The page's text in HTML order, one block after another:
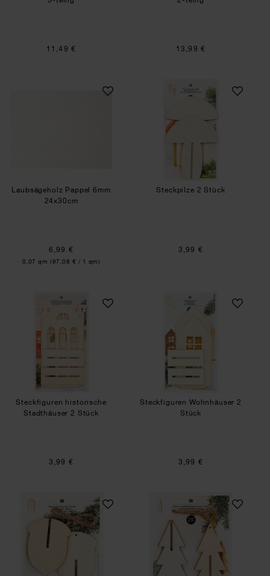
11,49 € 13,99 €
Laubsägeholz Pappel 6mm 24x30cm
Laubsägeholz Pappel 6mm
24x30cm
6,99 €
Inhalt:
0,07 qm (97,08 € / 1 qm)
Steckpilze 2 Stück
Steckpilze 2 Stück
3,99 €
Steckfiguren historische Stadthäuser 2 Stück
Steckfiguren historische
Stadthäuser 2 Stück
3,99 €
Steckfiguren
Steckfiguren Wohnhäuser 2
Stück
3,99 €
Steckeicheln 2 Stück Stecktannen